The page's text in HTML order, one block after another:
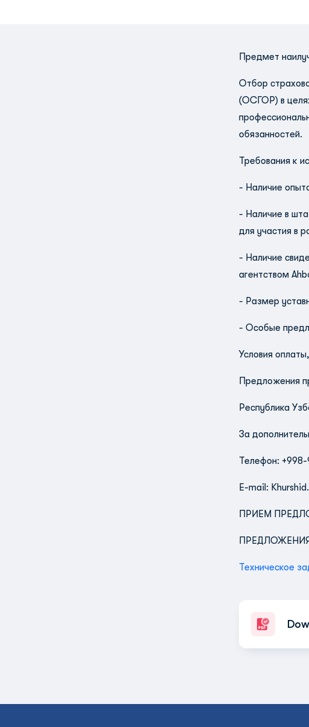
Предмет
Отбор
(ОСГОР) в
обязанностей.
Требования к
- Наличие
- Наличие в
для участия в
- Наличие
агентством
- Размер
- Особые
Условия
Предложения
Республика
За
Телефон:
E-mail:
ПРИЕМ
Техническое